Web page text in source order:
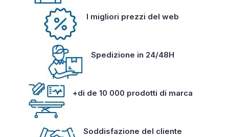
I migliori prezzi del web
Spedizione in 24/48H
+di de 10 000 prodotti di marca
Soddisfazione del cliente